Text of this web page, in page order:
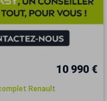
10 990 €
Renault